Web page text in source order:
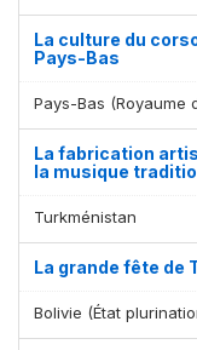
La culture du
Pays-Bas
Pays-Bas (Royaume
La fabrication
la musique
Turkménistan
La grande fête de
Bolivie (État